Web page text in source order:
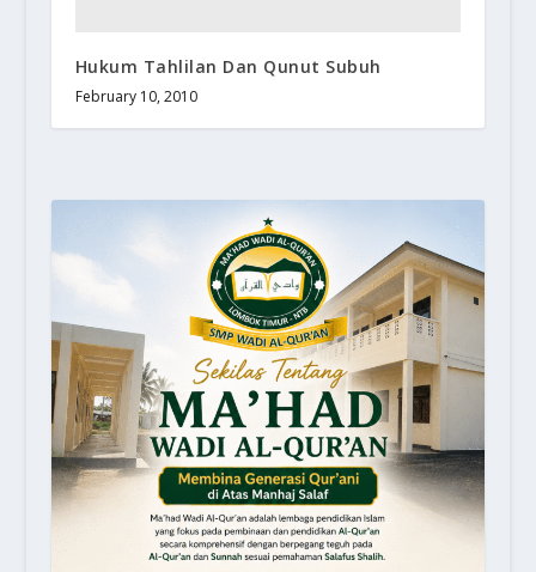
Hukum Tahlilan Dan Qunut Subuh
February 10, 2010